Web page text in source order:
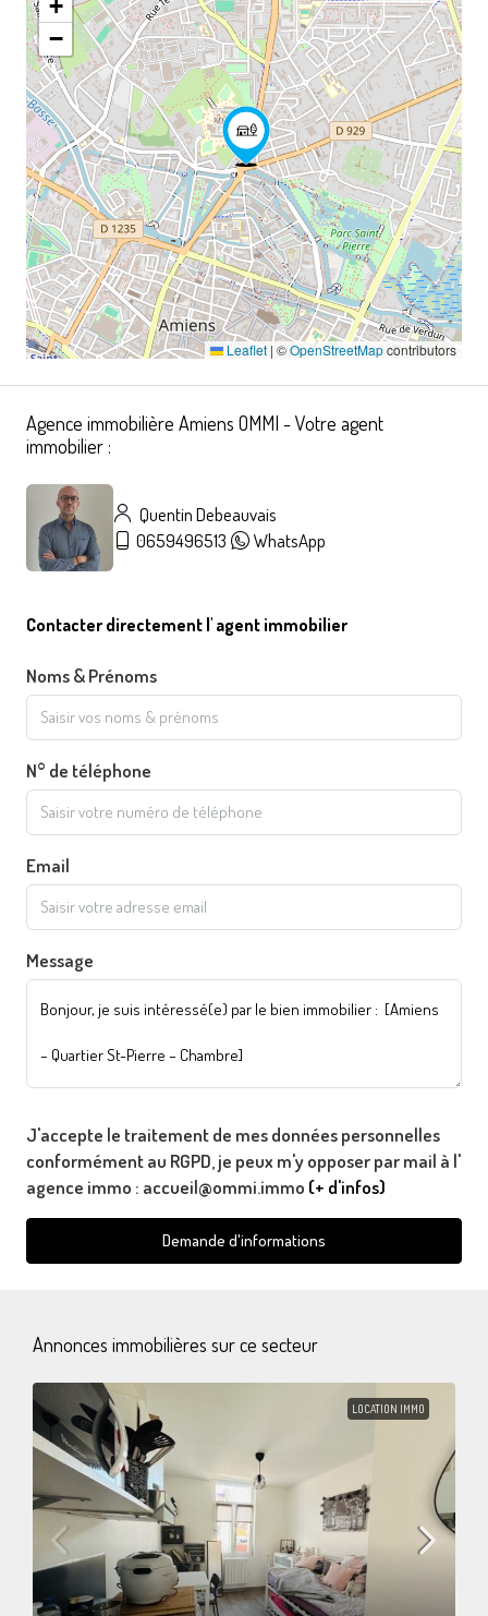
+
−
Leaflet | ©OpenStreetMapcontributors
Agence immobilière Amiens OMMI - Votre agent
immobilier :
Quentin Debeauvais
0659496513
WhatsApp
Contacter directement l' agent immobilier
Noms & Prénoms
N° de téléphone
Email
Message
J'accepte le traitement de mes données personnelles
conformément au RGPD, je peux m'y opposer par mail à l'
agence immo : accueil@ommi.immo (+ d'infos)
Demande d'informations
Annonces immobilières sur ce secteur
LOCATION IMMO